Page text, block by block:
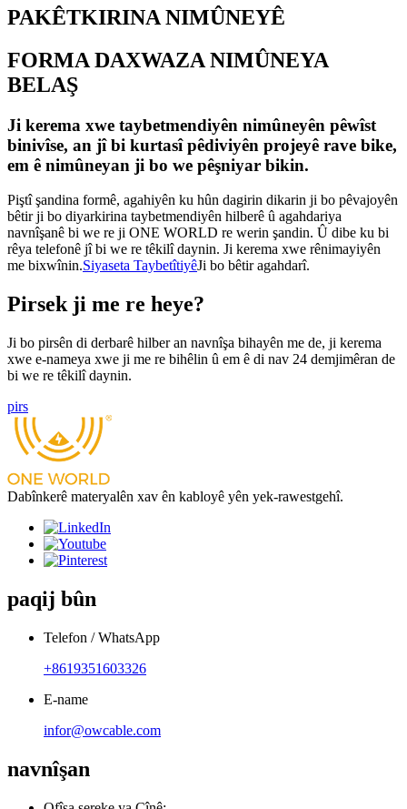
PAKÊTKIRINA NIMÛNEYÊ
FORMA DAXWAZA NIMÛNEYA
BELAŞ
Ji kerema xwe taybetmendiyên nimûneyên pêwîst
binivîse, an jî bi kurtasî pêdiviyên projeyê rave bike,
em ê nimûneyan ji bo we pêşniyar bikin.
Piştî şandina formê, agahiyên ku hûn dagirin dikarin ji bo pêvajoyên
bêtir ji bo diyarkirina taybetmendiyên hilberê û agahdariya
navnîşanê bi we re ji ONE WORLD re werin şandin. Û dibe ku bi
rêya telefonê jî bi we re têkilî daynin. Ji kerema xwe rênimayiyên
me bixwînin.Siyaseta TaybetîtiyêJi bo bêtir agahdarî.
Pirsek ji me re heye?
Ji bo pirsên di derbarê hilber an navnîşa bihayên me de, ji kerema
xwe e-nameya xwe ji me re bihêlin û em ê di nav 24 demjimêran de
bi we re têkilî daynin.
pirs
Dabînkerê materyalên xav ên kabloyê yên yek-rawestgehî.
paqij bûn
Telefon / WhatsApp
+8619351603326
E-name
infor@owcable.com
navnîşan